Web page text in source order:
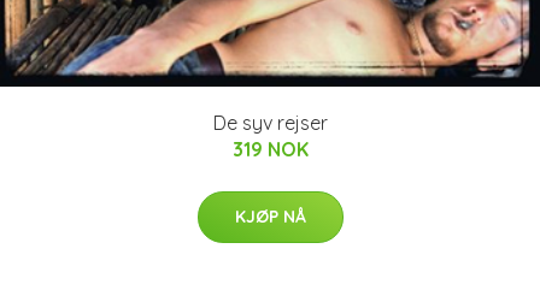
De syv rejser
319 NOK
KJØP NÅ